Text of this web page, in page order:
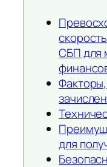
СБП для
для